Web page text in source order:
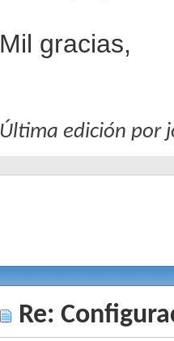
Mil gracias,
Última edición por
Re: